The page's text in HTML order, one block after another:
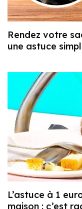
Rendez votre
une astuce
L’astuce à 1
maison : c’est